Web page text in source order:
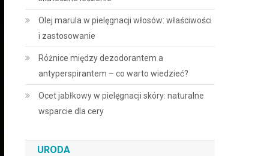
Olej marula w pielęgnacji włosów: właściwości
i zastosowanie
Różnice między dezodorantem a
antyperspirantem – co warto wiedzieć?
Ocet jabłkowy w pielęgnacji skóry: naturalne
wsparcie dla cery
URODA